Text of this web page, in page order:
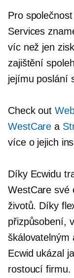
Pro
Services
víc než jen
zajištění
jejímu poslání
Check out
WestCare a
více o jejich
Díky Ecwidu
WestCare své
životů. Díky
přizpůsobení,
škálovatelným
Ecwid ukázal
rostoucí firmu.